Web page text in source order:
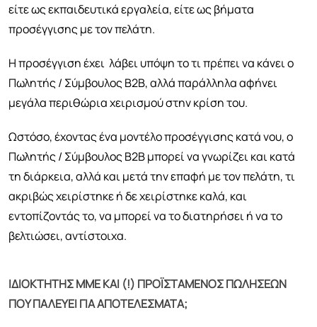
είτε ως εκπαιδευτικά εργαλεία, είτε ως βήματα
προσέγγισης με τον πελάτη.
Η προσέγγιση έχει λάβει υπόψη το τι πρέπει να κάνει ο
Πωλητής / Σύμβουλος Β2Β, αλλά παράλληλα αφήνει
μεγάλα περιθώρια χειρισμού στην κρίση του.
Ωστόσο, έχοντας ένα μοντέλο προσέγγισης κατά νου, ο
Πωλητής / Σύμβουλος Β2Β μπορεί να γνωρίζει και κατά
τη διάρκεια, αλλά και μετά την επαφή με τον πελάτη, τι
ακριβώς χειρίστηκε ή δε χειρίστηκε καλά, και
εντοπίζοντάς το, να μπορεί να το διατηρήσει ή να το
βελτιώσει, αντίστοιχα.
ΙΔΙΟΚΤΗΤΗΣ ΜΜΕ ΚΑΙ (!) ΠΡΟΪΣΤΑΜΕΝΟΣ ΠΩΛΗΣΕΩΝ
ΠΟΥ ΠΑΛΕΥΕΙ ΓΙΑ ΑΠΟΤΕΛΕΣΜΑΤΑ;